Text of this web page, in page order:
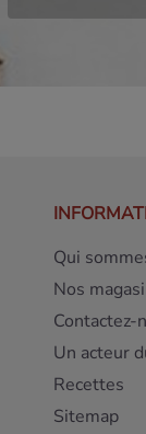
Qui
Nos
Contactez-
Un acteur
Recettes
Sitemap